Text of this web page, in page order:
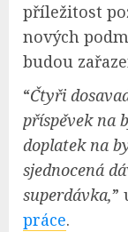
příležitost
nových
budou
“Čtyři
příspěvek na
doplatek na
sjednocená
superdávka,”
práce.